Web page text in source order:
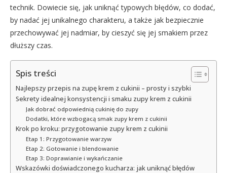
technik. Dowiecie się, jak uniknąć typowych błędów, co dodać,
by nadać jej unikalnego charakteru, a także jak bezpiecznie
przechowywać jej nadmiar, by cieszyć się jej smakiem przez
dłuższy czas.
Spis treści
Najlepszy przepis na zupę krem z cukinii – prosty i szybki
Sekrety idealnej konsystencji i smaku zupy krem z cukinii
Jak dobrać odpowiednią cukinię do zupy
Dodatki, które wzbogacą smak zupy krem z cukinii
Krok po kroku: przygotowanie zupy krem z cukinii
Etap 1: Przygotowanie warzyw
Etap 2: Gotowanie i blendowanie
Etap 3: Doprawianie i wykańczanie
Wskazówki doświadczonego kucharza: jak uniknąć błędów